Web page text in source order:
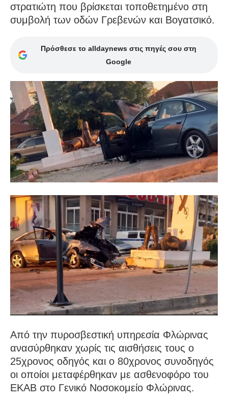
στρατιώτη που βρίσκεται τοποθετημένο στη
συμβολή των οδών Γρεβενών και Βογατσικό.
Πρόσθεσε το alldaynews στις πηγές σου στη
Google
Από την πυροσβεστική υπηρεσία Φλώρινας
ανασύρθηκαν χωρίς τις αισθήσεις τους ο
25χρονος οδηγός και ο 80χρονος συνοδηγός
οι οποίοι μεταφέρθηκαν με ασθενοφόρο του
ΕΚΑΒ στο Γενικό Νοσοκομείο Φλώρινας.